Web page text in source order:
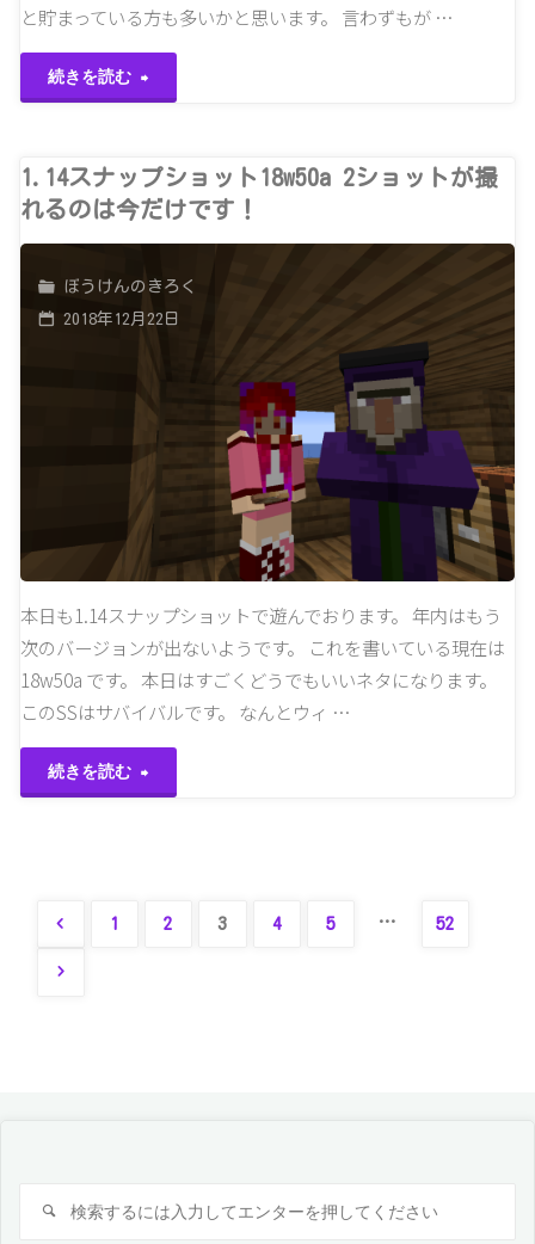
月
で
村
と
散
も"
と貯まっている方も多いかと思います。 言わずもが …
続きを読む
テ
ン
要
塞
強
た"
1.14スナップショット18w50a 2ショットが撮
れるのは今だけです！
ぼうけんのきろく
2018年12月22日
本日も1.14スナップショットで遊んでおります。 年内はもう
次のバージョンが出ないようです。 これを書いている現在は
18w50a です。 本日はすごくどうでもいいネタになります。
このSSはサバイバルです。 なんとウィ …
続きを読む
ッ
18w50a
投
1 2 3 4 5 … 52
検